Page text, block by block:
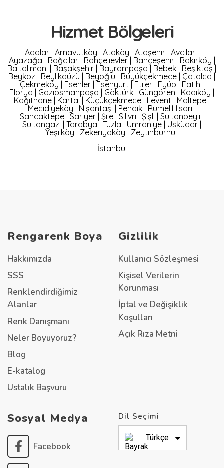
Hizmet Bölgeleri
Adalar Arnavutköy Ataköy Ataşehir Avcılar
Ayazağa
Bağcılar| Bahçelievler| Bahçeşehir| Bakırköy
Baltalimanı
Başakşehir Bayrampaşa Bebek Beşiktaş
Beykoz
Beylikdüzü Beyoğlu Büyükçekmece Çatalca
Çekmeköy
Esenler Esenyurt Etiler Eyüp Fatih
Florya
Gaziosmanpaşa Göktürk Güngören Kadıköy
Kağıthane Kartal Küçükçekmece Levent Maltepe
Mecidiyeköy
Nişantaşı Pendik RumeliHisarı
Sancaktepe Sarıyer Şile Silivri Şişli Sultanbeyli
Sultangazi Tarabya Tuzla Ümraniye Üsküdar
Yeşilköy
Zekeriyaköy Zeytinburnu
İstanbul
Rengarenk Boya
Hakkımızda
SSS
Renklendirdiğimiz
Alanlar
Renk Danışmanı
Neler Boyuyoruz?
Blog
E-katalog
Ustalık Başvuru
Gizlilik
Kullanıcı Sözleşmesi
Kişisel Verilerin
Korunması
İptal ve Değişiklik
Koşulları
Açık Rıza Metni
Sosyal Medya
Facebook
Dil Seçimi
Türkçe